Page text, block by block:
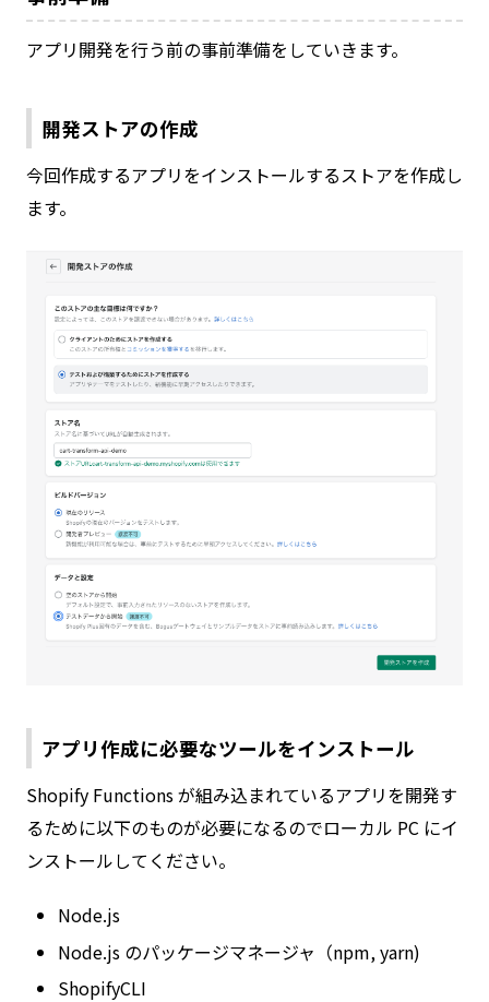
アプリ開発を行う前の事前準備をしていきます。
開発ストアの作成
今回作成するアプリをインストールするストアを作成し
ます。
アプリ作成に必要なツールをインストール
Shopify Functions が組み込まれているアプリを開発す
るために以下のものが必要になるのでローカル PC にイ
ンストールしてください。
Node.js
Node.js のパッケージマネージャ（npm, yarn)
ShopifyCLI